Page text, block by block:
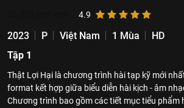
4.9
2023 P Việt Nam 1 Mùa
HD
Tập 1
Thật Lợi Hại là chương trình hài tạp kỹ mới
format kết hợp giữa biểu diễn hài kịch - âm
Chương trình bao gồm các tiết mục tiểu phẩm